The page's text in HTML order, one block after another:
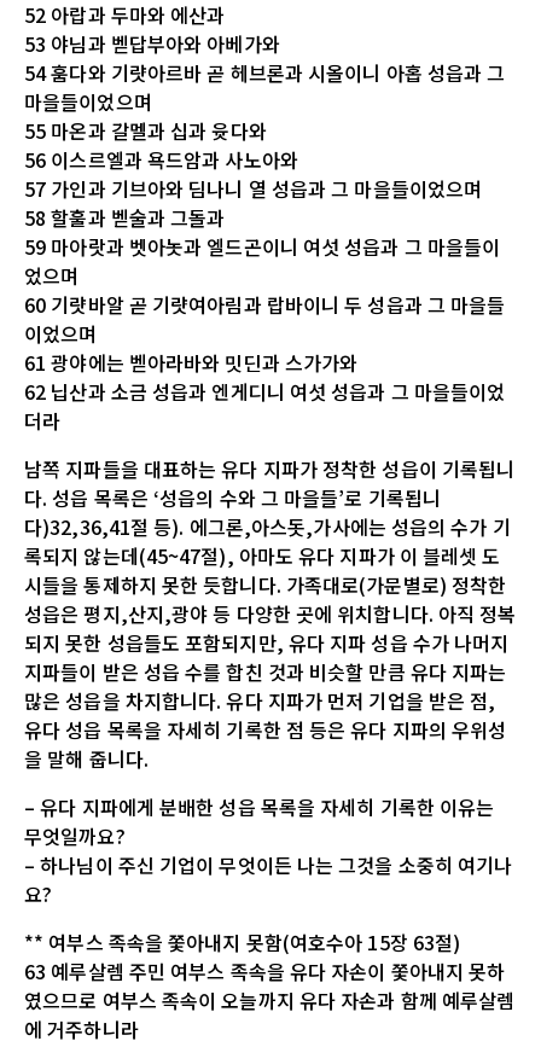
52 아랍과 두마와 에산과
53 야님과 벧답부아와 아베가와
54 훔다와 기럇아르바 곧 헤브론과 시올이니 아홉 성읍과 그
마을들이었으며
55 마온과 갈멜과 십과 윳다와
56 이스르엘과 욕드암과 사노아와
57 가인과 기브아와 딤나니 열 성읍과 그 마을들이었으며
58 할훌과 벧술과 그돌과
59 마아랏과 벳아놋과 엘드곤이니 여섯 성읍과 그 마을들이
었으며
60 기럇바알 곧 기럇여아림과 랍바이니 두 성읍과 그 마을들
이었으며
61 광야에는 벧아라바와 밋딘과 스가가와
62 닙산과 소금 성읍과 엔게디니 여섯 성읍과 그 마을들이었
더라
남쪽 지파들을 대표하는 유다 지파가 정착한 성읍이 기록됩니
다. 성읍 목록은 ‘성읍의 수와 그 마을들’로 기록됩니
다)32,36,41절 등). 에그론,아스돗,가사에는 성읍의 수가 기
록되지 않는데(45~47절), 아마도 유다 지파가 이 블레셋 도
시들을 통제하지 못한 듯합니다. 가족대로(가문별로) 정착한
성읍은 평지,산지,광야 등 다양한 곳에 위치합니다. 아직 정복
되지 못한 성읍들도 포함되지만, 유다 지파 성읍 수가 나머지
지파들이 받은 성읍 수를 합친 것과 비슷할 만큼 유다 지파는
많은 성읍을 차지합니다. 유다 지파가 먼저 기업을 받은 점,
유다 성읍 목록을 자세히 기록한 점 등은 유다 지파의 우위성
을 말해 줍니다.
– 유다 지파에게 분배한 성읍 목록을 자세히 기록한 이유는
무엇일까요?
– 하나님이 주신 기업이 무엇이든 나는 그것을 소중히 여기나
요?
** 여부스 족속을 쫓아내지 못함(여호수아 15장 63절)
63 예루살렘 주민 여부스 족속을 유다 자손이 쫓아내지 못하
였으므로 여부스 족속이 오늘까지 유다 자손과 함께 예루살렘
에 거주하니라